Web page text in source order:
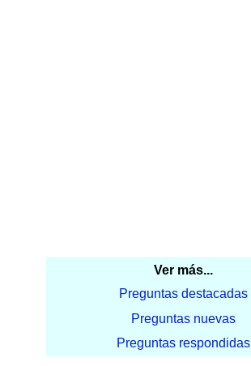
Ver más...
Preguntas destacadas
Preguntas nuevas
Preguntas respondidas